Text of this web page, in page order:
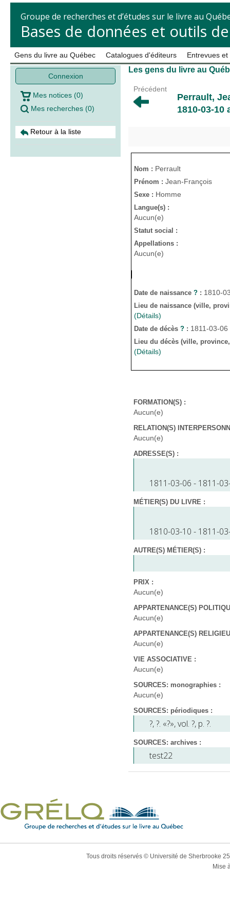
Groupe de recherches et d’études sur le livre au
Bases de données et outils
Gens du livre au Québec Catalogues d'éditeurs Entrevues
Connexion
Mes notices (0)
Mes recherches (0)
Retour à la liste
Les gens du livre au
Précédent
Perrault,
1810-03-10
Nom : Perrault
Prénom : Jean-François
Sexe : Homme
Langue(s) :
Aucun(e)
Statut social :
Appellations :
Aucun(e)
Date de naissance ? : 1810-
Lieu de naissance (ville,
(Détails)
Date de décès ? : 1811-03-06
Lieu du décès (ville,
(Détails)
FORMATION(S) :
Aucun(e)
RELATION(S)
Aucun(e)
ADRESSE(S) :
1811-03-06 - 1811-
MÉTIER(S) DU LIVRE :
1810-03-10 - 1811-
AUTRE(S) MÉTIER(S) :
PRIX :
Aucun(e)
APPARTENANCE(S)
Aucun(e)
APPARTENANCE(S)
Aucun(e)
VIE ASSOCIATIVE :
Aucun(e)
SOURCES: monographies :
Aucun(e)
SOURCES: périodiques :
?,?. «?», vol. ?, p. ?.
SOURCES: archives :
test22
Tous droits réservés © Université de Sherbrooke
Mise